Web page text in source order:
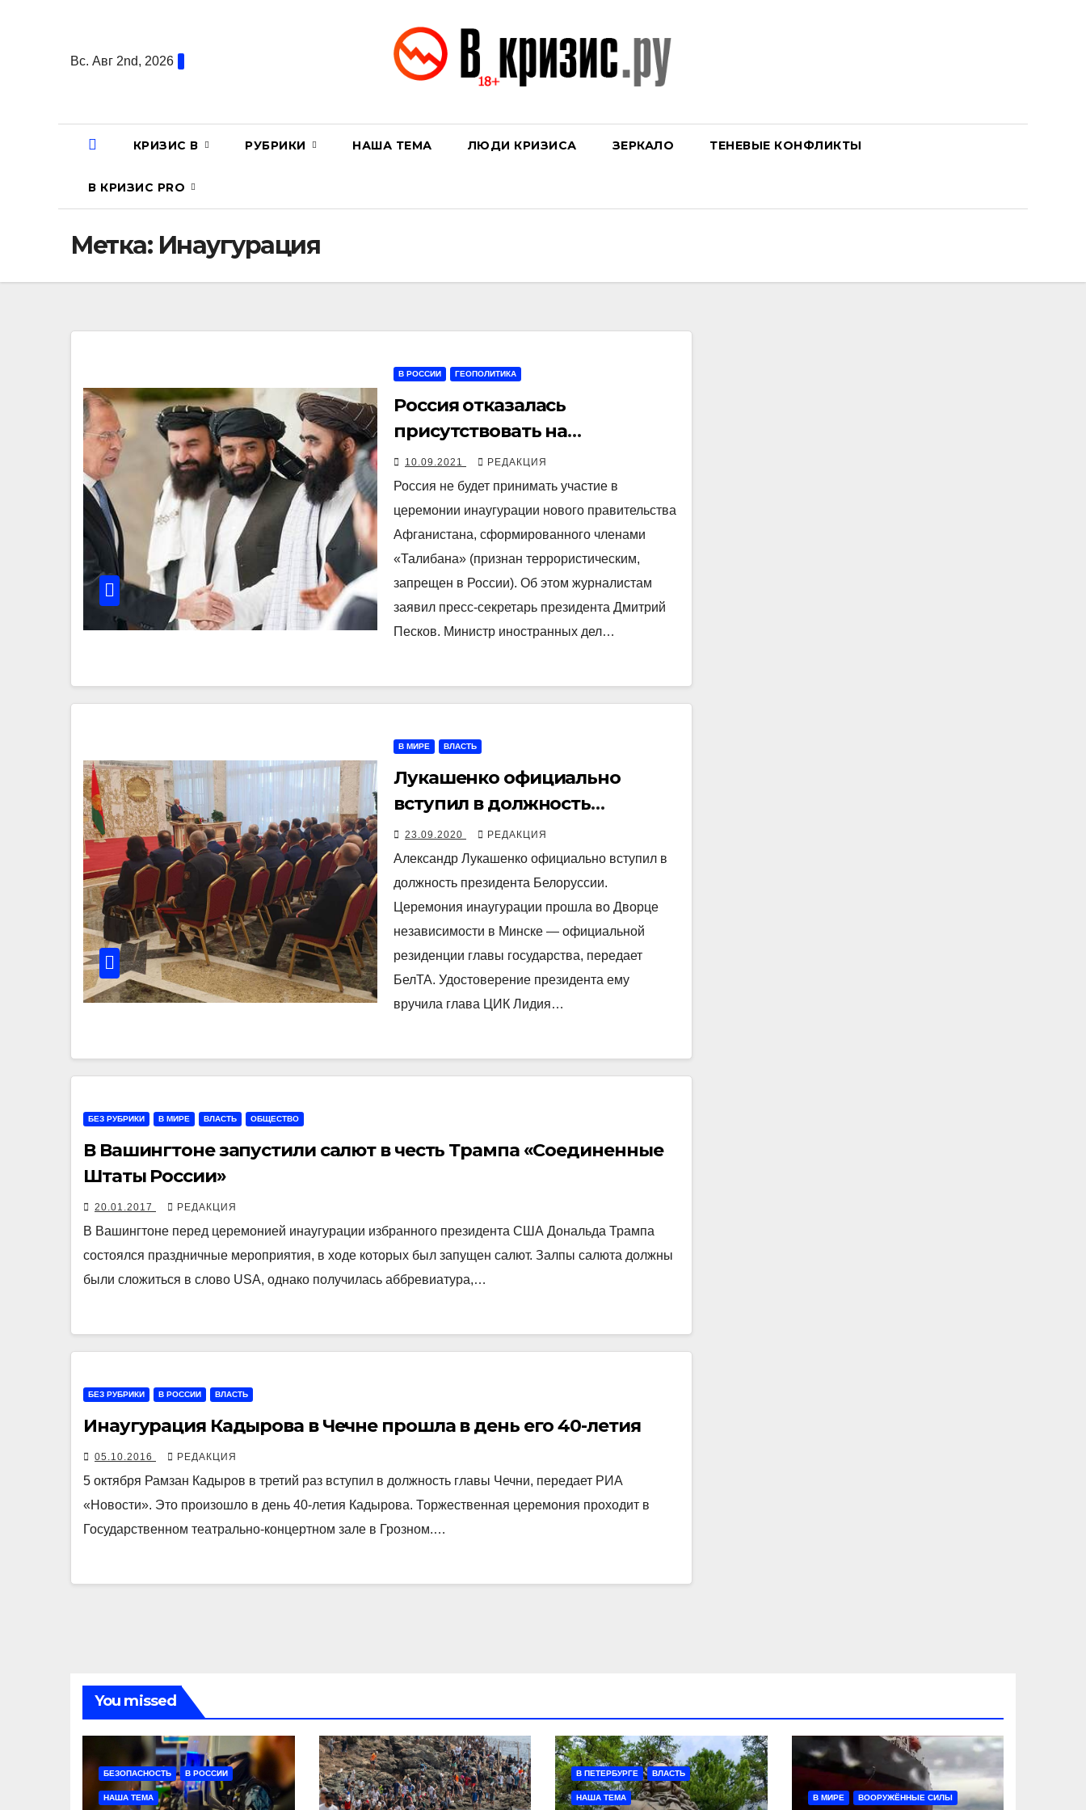
содержаниюВс. Авг 2nd, 2026
КРИЗИС В РУБРИКИ НАША ТЕМА ЛЮДИ КРИЗИСА ЗЕРКАЛО ТЕНЕВЫЕ КОНФЛИКТЫ
В КРИЗИС PRO
Метка: Инаугурация
В РОССИИ ГЕОПОЛИТИКА
Россия отказалась
присутствовать на
инаугурации правительства
талибов
10.09.2021 РЕДАКЦИЯ
Россия не будет принимать участие в
церемонии инаугурации нового правительства
Афганистана, сформированного членами
«Талибана» (признан террористическим,
запрещен в России). Об этом журналистам
заявил пресс-секретарь президента Дмитрий
Песков. Министр иностранных дел…
В МИРЕ ВЛАСТЬ
Лукашенко официально
вступил в должность
президента на закрытой
церемонии
23.09.2020 РЕДАКЦИЯ
Александр Лукашенко официально вступил в
должность президента Белоруссии.
Церемония инаугурации прошла во Дворце
независимости в Минске — официальной
резиденции главы государства, передает
БелТА. Удостоверение президента ему
вручила глава ЦИК Лидия…
БЕЗ РУБРИКИ В МИРЕ ВЛАСТЬ ОБЩЕСТВО
В Вашингтоне запустили салют в честь Трампа «Соединенные
Штаты России»
20.01.2017 РЕДАКЦИЯ
В Вашингтоне перед церемонией инаугурации избранного президента США Дональда Трампа
состоялся праздничные мероприятия, в ходе которых был запущен салют. Залпы салюта должны
были сложиться в слово USA, однако получилась аббревиатура,…
БЕЗ РУБРИКИ В РОССИИ ВЛАСТЬ
Инаугурация Кадырова в Чечне прошла в день его 40-летия
05.10.2016 РЕДАКЦИЯ
5 октября Рамзан Кадыров в третий раз вступил в должность главы Чечни, передает РИА
«Новости». Это произошло в день 40-летия Кадырова. Торжественная церемония проходит в
Государственном театрально-концертном зале в Грозном.…
You missed
БЕЗОПАСНОСТЬ В РОССИИ
НАША ТЕМА
В ПЕТЕРБУРГЕ ВЛАСТЬ
НАША ТЕМА В МИРЕ ВООРУЖЁННЫЕ СИЛЫ